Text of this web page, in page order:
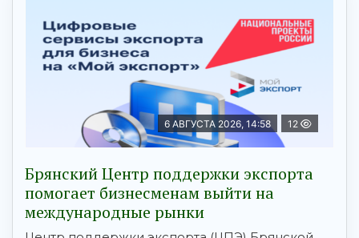
6 АВГУСТА 2026, 14:58 12
Брянский Центр поддержки экспорта
помогает бизнесменам выйти на
международные рынки